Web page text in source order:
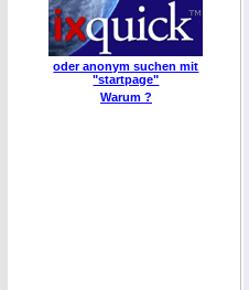
oder anonym suchen mit
"startpage"
Warum ?